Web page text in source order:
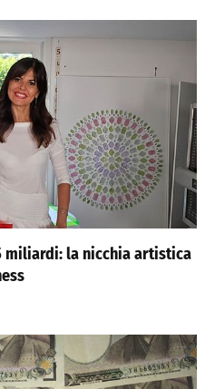
miliardi: la nicchia artistica